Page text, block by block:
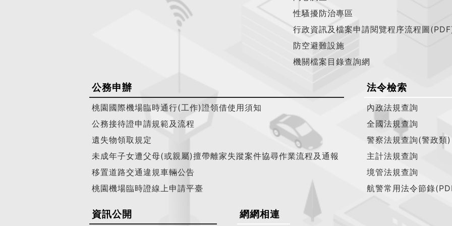
性騷擾防治專區
行政資訊及檔案申請閱覽程序流程圖
防空避難設施
機關檔案目錄查詢網
公務申辦
桃園國際機場臨時通行(工作)證領借使用須知
公務接待證申請規範及流程
遺失物領取規定
未成年子女遭父母(或親屬)擅帶離家失蹤案件協尋作業流程及通報
移置道路交通違規車輛公告
桃園機場臨時證線上申請平臺
法令檢索
內政法規查詢
全國法規查詢
警察法規查詢(警政類)
主計法規查詢
境管法規查詢
航警常用法令節錄
資訊公開 網網相連